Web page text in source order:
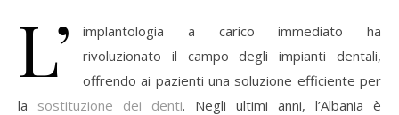
L’
implantologia a carico immediato ha
rivoluzionato il campo degli impianti dentali,
offrendo ai pazienti una soluzione efficiente per
la sostituzione dei denti. Negli ultimi anni, l’Albania è